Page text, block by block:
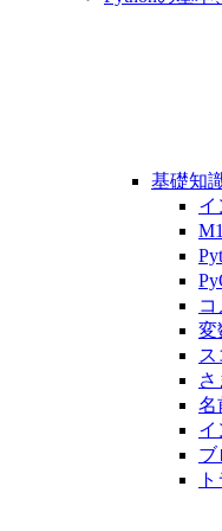
基礎知
イ
コ
変
名
イ
ブ